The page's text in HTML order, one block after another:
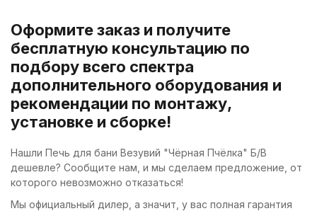
Оформите заказ и получите
бесплатную консультацию по
подбору всего спектра
дополнительного оборудования и
рекомендации по монтажу,
установке и сборке!
Нашли Печь для бани Везувий "Чёрная Пчёлка" Б/В
дешевле? Сообщите нам, и мы сделаем предложение, от
которого невозможно отказаться!
Мы официальный дилер, а значит, у вас полная гарантия